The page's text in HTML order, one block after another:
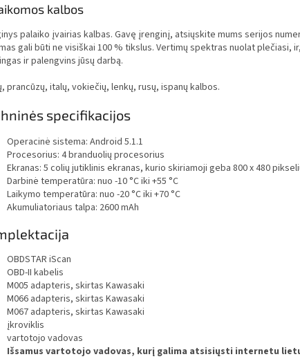
kalbos
palaiko įvairias kalbas. Gavę įrenginį, atsiųskite mums serijos
gali būti ne visiškai 100 % tikslus. Vertimų spektras nuolat plečiasi,
ir palengvins jūsų darbą.
prancūzų, italų, vokiečių, lenkų, rusų, ispanų kalbos.
specifikacijos
Operacinė sistema: Android 5.1.1
Procesorius: 4 branduolių procesorius
Ekranas: 5 colių jutiklinis ekranas, kurio skiriamoji geba 800 x 480
Darbinė temperatūra: nuo -10 °C iki +55 °C
Laikymo temperatūra: nuo -20 °C iki +70 °C
Akumuliatoriaus talpa: 2600 mAh
OBDSTAR iScan
OBD-II kabelis
M005 adapteris, skirtas Kawasaki
M066 adapteris, skirtas Kawasaki
M067 adapteris, skirtas Kawasaki
įkroviklis
vartotojo vadovas
Išsamus vartotojo vadovas, kurį galima atsisiųsti internetu